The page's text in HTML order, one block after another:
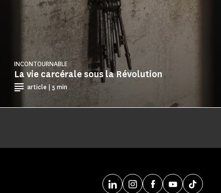
La vie carcérale sous la Révolution
INCONTOURNABLE
article | 5 min